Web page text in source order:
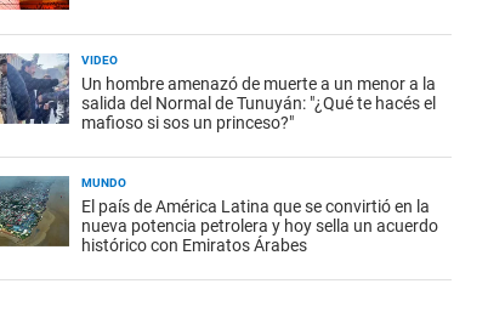
VIDEO
Un hombre amenazó de muerte a un menor a la
salida del Normal de Tunuyán: "¿Qué te hacés el
mafioso si sos un princeso?"
MUNDO
El país de América Latina que se convirtió en la
nueva potencia petrolera y hoy sella un acuerdo
histórico con Emiratos Árabes